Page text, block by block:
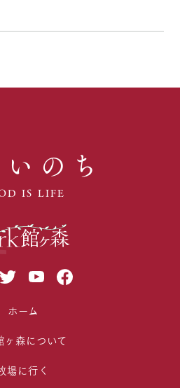
のち
IS LIFE
ホーム
ヶ森について
場に行く